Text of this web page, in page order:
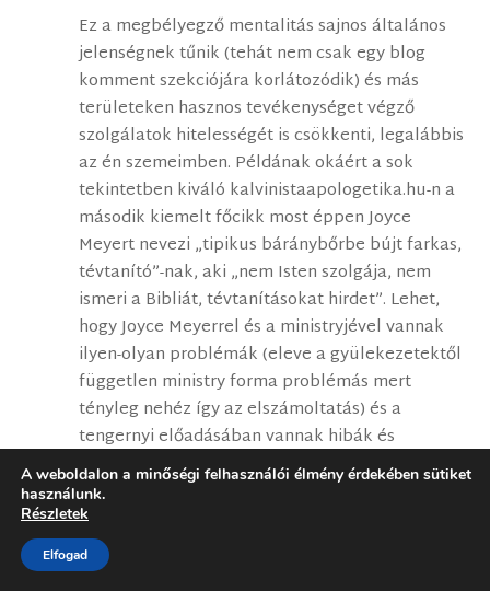
Ez a megbélyegző mentalitás sajnos általános
jelenségnek tűnik (tehát nem csak egy blog
komment szekciójára korlátozódik) és más
területeken hasznos tevékenységet végző
szolgálatok hitelességét is csökkenti, legalábbis
az én szemeimben. Példának okáért a sok
tekintetben kiváló kalvinistaapologetika.hu-n a
második kiemelt főcikk most éppen Joyce
Meyert nevezi „tipikus báránybőrbe bújt farkas,
tévtanító”-nak, aki „nem Isten szolgája, nem
ismeri a Bibliát, tévtanításokat hirdet”. Lehet,
hogy Joyce Meyerrel és a ministryjével vannak
ilyen-olyan problémák (eleve a gyülekezetektől
független ministry forma problémás mert
tényleg nehéz így az elszámoltatás) és a
tengernyi előadásában vannak hibák és
félreérthető kijelentések is (kiében nincsenek?),
valamint az is biztos, hogy merőben teológiai
platformon áll mint a kalvinistaapologetika.hu,
mégis komoly aránytévesztésnek ilyen módon
megbélyegezni a személyét. Ez egyébként
A weboldalon a minőségi felhasználói élmény érdekében sütiket
használunk.
Részletek
Elfogad